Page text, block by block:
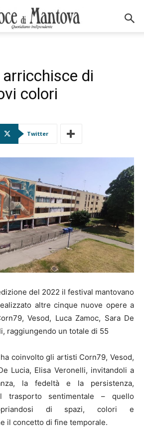
di
colori
Twitter
del 2022 il festival mantovano
altre cinque nuove opere a
Vesod, Luca Zamoc, Sara De
raggiungendo un totale di 55
coinvolto gli artisti Corn79, Vesod,
Lucia, Elisa Veronelli, invitandoli a
la fedeltà e la persistenza,
trasporto sentimentale – quello
di spazi, colori e
il concetto di fine temporale.